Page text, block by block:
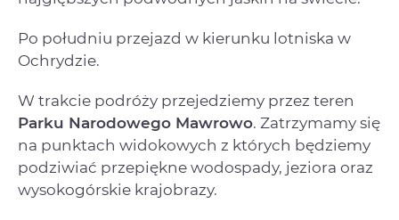
Po południu przejazd w kierunku lotniska w
Ochrydzie.
W trakcie podróży przejedziemy przez teren
Parku Narodowego Mawrowo. Zatrzymamy się
na punktach widokowych z których będziemy
podziwiać przepiękne wodospady, jeziora oraz
wysokogórskie krajobrazy.